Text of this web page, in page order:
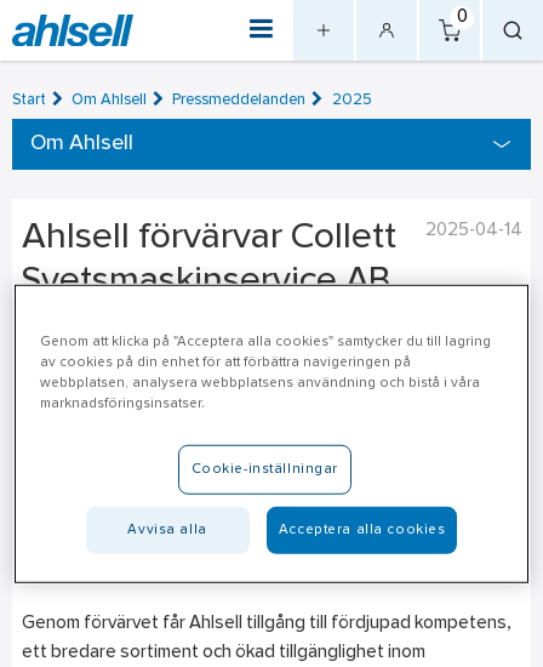
0
Start Om Ahlsell Pressmeddelanden 2025
Om Ahlsell
2025-04-14
Ahlsell förvärvar Collett
Svetsmaskinservice AB
Ahlsell Sverige AB har ingått avtal om att förvärva samtliga
aktier i Collett Svetsmaskinservice AB, en etablerad grossist
inom svets och verktyg. Förvärvet stärker Ahlsells erbjudande
Collett levererar utrustning till industrin inom svets, maskiner,
bearbetning och personlig skyddsutrustning. Företaget har
fjorton anställda, en omsättning på ca 41 MSEK år 2024, samt
Genom förvärvet får Ahlsell tillgång till fördjupad kompetens,
ett bredare sortiment och ökad tillgänglighet inom
Genom att klicka på "Acceptera alla cookies" samtycker du till lagring
av cookies på din enhet för att förbättra navigeringen på
webbplatsen, analysera webbplatsens användning och bistå i våra
marknadsföringsinsatser.
Cookie-inställningar
Avvisa alla Acceptera alla cookies